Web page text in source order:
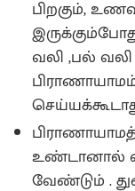
பிறகும்,
வலி ,பல்
உண்டானால்
வேண்டும் .